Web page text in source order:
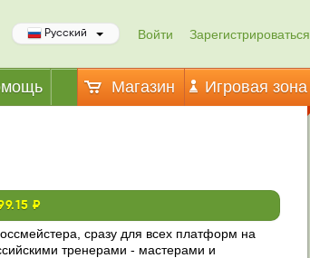
Войти Зарегистрироваться
Русский
Магазин Игровая зона
₽
сразу для всех платформ на
тренерами - мастерами и